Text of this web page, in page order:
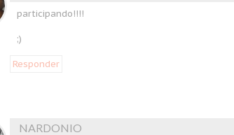
participando!!!!
;)
Responder
NARDONIO